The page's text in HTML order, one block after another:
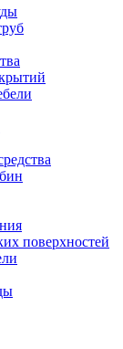
поверхностей